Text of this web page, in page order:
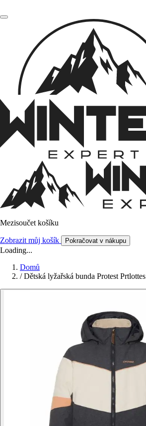
Mezisoučet košíku
Zobrazit můj košík Pokračovat v nákupu
Loading...
Domů
/ Dětská lyžařská bunda Protest Prtlottes